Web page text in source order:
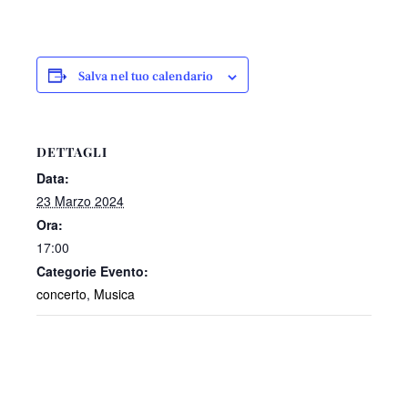
Salva nel tuo calendario
DETTAGLI
Data:
23 Marzo 2024
Ora:
17:00
Categorie Evento:
concerto, Musica